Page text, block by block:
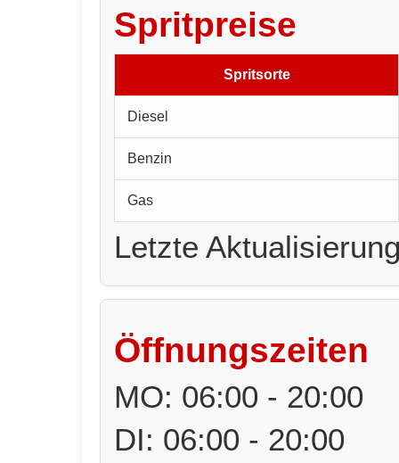
Spritpreise
Spritsorte
Diesel
Benzin
Gas
Letzte
Öffnungszeiten
MO: 06:00 - 20:00
DI: 06:00 - 20:00